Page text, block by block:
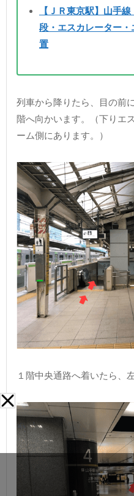
【ＪＲ東京駅】山手
段・エスカレーター
置
列車から降りたら、目の前
階へ向かいます。（下りエ
ーム側にあります。）
１階中央通路へ着いたら、